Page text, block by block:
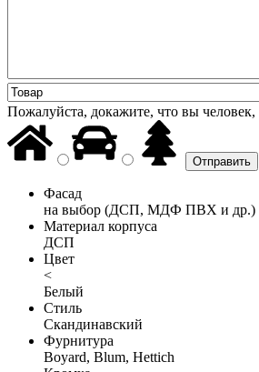
Пожалуйста, докажите, что вы человек,
Фасад
на выбор (ДСП, МДФ ПВХ и др.)
Материал корпуса
ДСП
Цвет
<
Белый
Стиль
Скандинавский
Фурнитура
Boyard, Blum, Hettich